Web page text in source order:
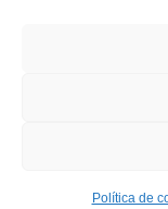
Política de
Avanzada.